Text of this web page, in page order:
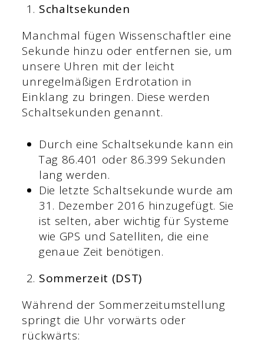
Schaltsekunden
Manchmal fügen Wissenschaftler eine
Sekunde hinzu oder entfernen sie, um
unsere Uhren mit der leicht
unregelmäßigen Erdrotation in
Einklang zu bringen. Diese werden
Schaltsekunden genannt.
Durch eine Schaltsekunde kann ein
Tag 86.401 oder 86.399 Sekunden
lang werden.
Die letzte Schaltsekunde wurde am
31. Dezember 2016 hinzugefügt. Sie
ist selten, aber wichtig für Systeme
wie GPS und Satelliten, die eine
genaue Zeit benötigen.
Sommerzeit (DST)
Während der Sommerzeitumstellung
springt die Uhr vorwärts oder
rückwärts: